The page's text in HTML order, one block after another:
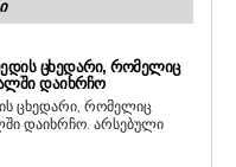
ᲪᲮᲔᲓᲐᲠᲘ, ᲠᲝᲛᲔᲚᲘᲪ
ᲓᲐᲘᲮᲠᲩᲝ
ცხედარი, რომელიც
დაიხრჩო. არსებული